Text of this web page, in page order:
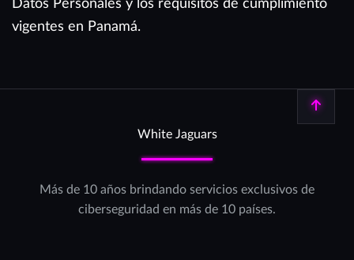
Datos Personales y los requisitos de cumplimiento
vigentes en Panamá.
White Jaguars
Más de 10 años brindando servicios exclusivos de
ciberseguridad en más de 10 países.